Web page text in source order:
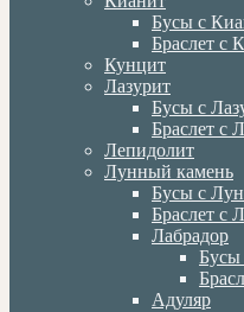
Бусы с
Браслет с
Кунцит
Лазурит
Бусы с
Браслет с
Лепидолит
Лунный камень
Бусы с
Браслет с
Лабрадор
Бусы
Адуляр